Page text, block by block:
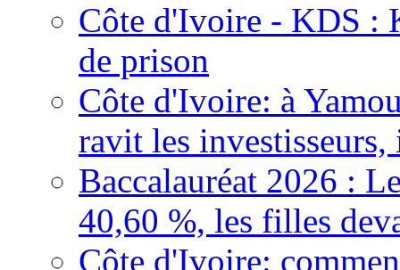
Côte d'Ivoire - KDS :
de prison
Côte d'Ivoire: à
ravit les
Baccalauréat 2026 :
40,60 %, les filles
Côte d'Ivoire: